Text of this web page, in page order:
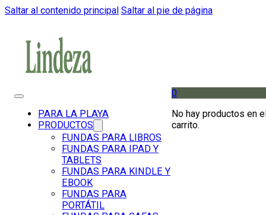
Saltar al contenido principal Saltar al pie de página
PARA LA PLAYA
PRODUCTOS
FUNDAS PARA LIBROS
FUNDAS PARA IPAD Y
TABLETS
FUNDAS PARA KINDLE Y
EBOOK
FUNDAS PARA
PORTÁTIL
0
No hay productos en
carrito.